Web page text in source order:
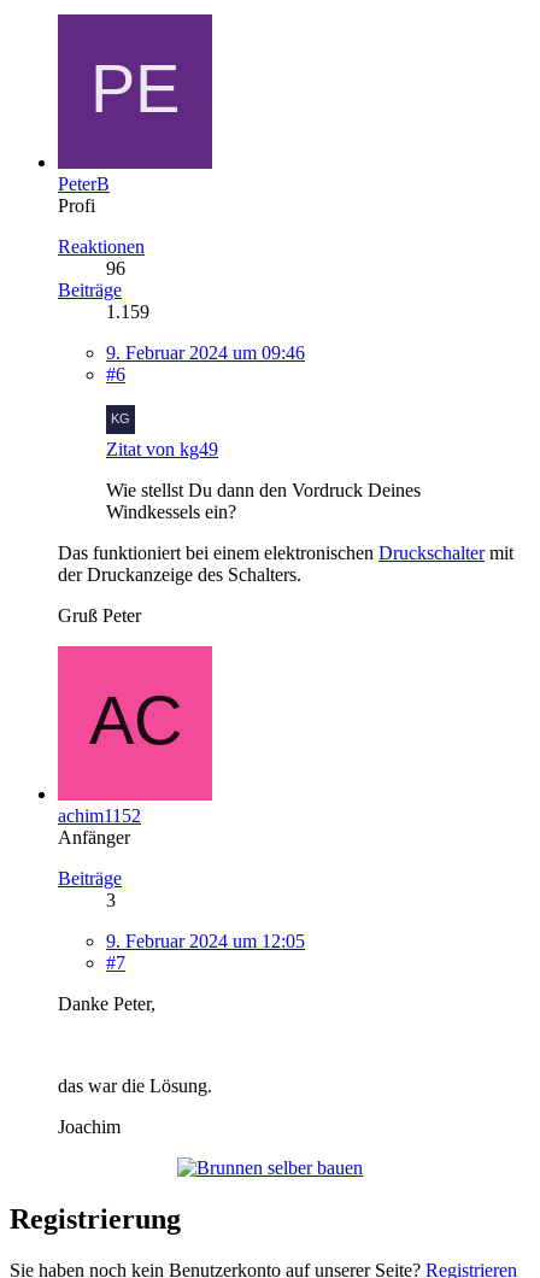
PeterB
Profi
Reaktionen
96
Beiträge
1.159
9. Februar 2024 um 09:46
#6
Zitat von kg49
Wie stellst Du dann den Vordruck Deines
Windkessels ein?
Das funktioniert bei einem elektronischen Druckschaltermit
der Druckanzeige des Schalters.
Gruß Peter
achim1152
Anfänger
Beiträge
3
9. Februar 2024 um 12:05
#7
Danke Peter,
das war die Lösung.
Joachim
Registrierung
Sie haben noch kein Benutzerkonto auf unserer Seite? Registrieren